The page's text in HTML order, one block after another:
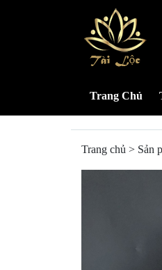
Trang Chủ
Trang chủ > Sản